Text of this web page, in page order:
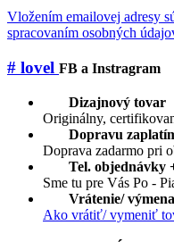
Vložením emailovej adresy
spracovaním osobných
# lovel FB a Instragram
Dizajnový tovar
Originálny,
Dopravu
Doprava zadarmo pri
Tel. objednávky
Sme tu pre Vás Po -
Vrátenie/
Ako vrátiť/ vymeniť